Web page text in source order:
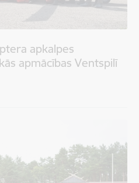
apkalpes
apmācības Ventspilī